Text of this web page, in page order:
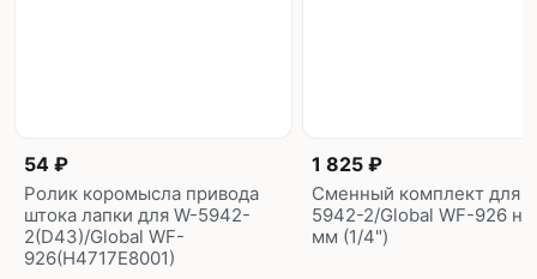
54 ₽
Ролик коромысла привода
штока лапки для W-5942-
2(D43)/Global WF-
926(H4717E8001)
1 825 ₽
Сменный комплект для
5942-2/Global WF-926 на
мм (1/4")